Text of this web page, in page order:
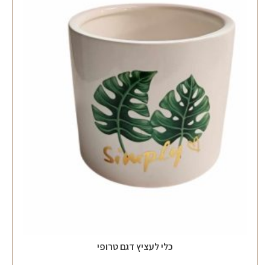
כלי לעציץ דגם טרופי